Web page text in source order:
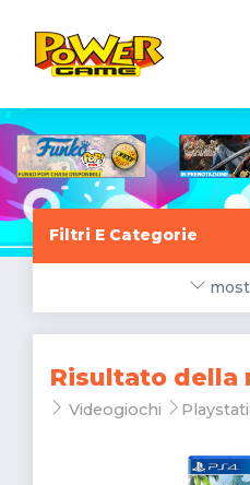
Filtri E Categorie
Risultato della
Videogiochi